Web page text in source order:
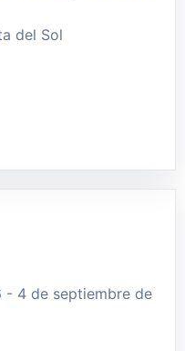
del Sol
- 4 de septiembre de